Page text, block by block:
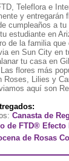
Teleflora e
y entregarán
cumpleaños a
estudiante en
de la familia
en Sun City en
tu casa en
flores más
Roses, Lilies y
aquí son
Canasta de
de FTD® Efecto
de Rosas